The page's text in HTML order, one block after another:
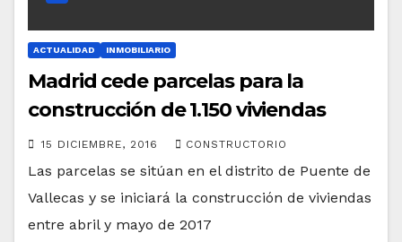
ACTUALIDAD INMOBILIARIO
Madrid cede parcelas para la
construcción de 1.150 viviendas
15 DICIEMBRE, 2016 CONSTRUCTORIO
Las parcelas se sitúan en el distrito de Puente de
Vallecas y se iniciará la construcción de viviendas
entre abril y mayo de 2017